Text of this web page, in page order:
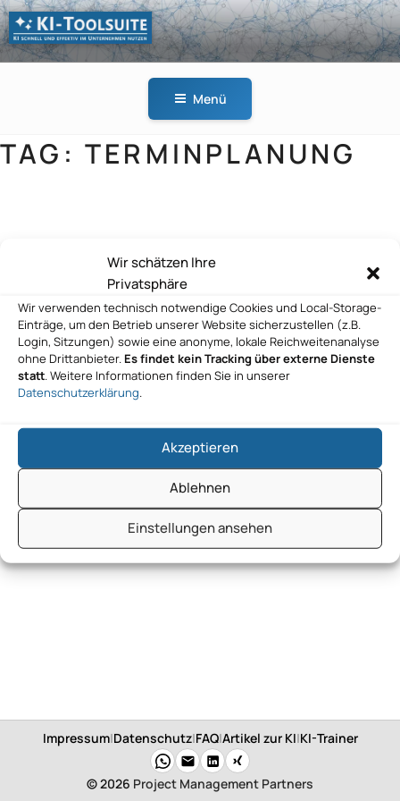
Wir schätzen Ihre
Privatsphäre
Wir verwenden technisch notwendige Cookies und Local-Storage-
Einträge, um den Betrieb unserer Website sicherzustellen (z.B.
Login, Sitzungen) sowie eine anonyme, lokale Reichweitenanalyse
ohne Drittanbieter. Es findet kein Tracking über externe Dienste
statt. Weitere Informationen finden Sie in unserer
Datenschutzerklärung.
Akzeptieren
Ablehnen
Einstellungen ansehen
Zum
Inhalt
springen
KI-
Menü
TAG: TERMINPLANUNG
ai Consult GmbH
Future of Marketing GmbH
Impressum|Datenschutz|FAQ|Artikel zur KI|KI-Trainer
© 2026 Project Management Partners